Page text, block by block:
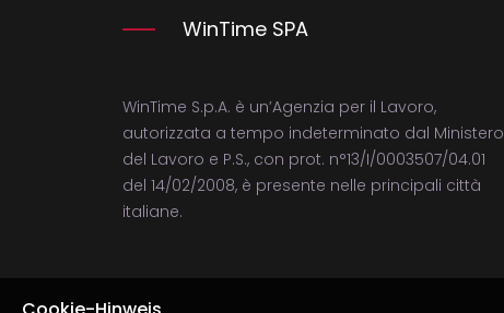
WinTime SPA
WinTime S.p.A. è un’Agenzia per il Lavoro,
autorizzata a tempo indeterminato dal Ministero
del Lavoro e P.S., con prot. n°13/I/0003507/04.01
del 14/02/2008, è presente nelle principali città
italiane.